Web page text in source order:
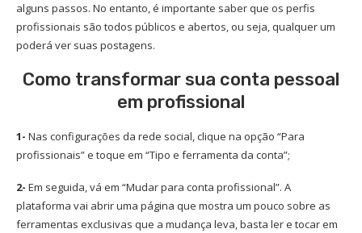
alguns passos. No entanto, é importante saber que os perfis
profissionais são todos públicos e abertos, ou seja, qualquer um
poderá ver suas postagens.
Como transformar sua conta pessoal
em profissional
1- Nas configurações da rede social, clique na opção “Para
profissionais” e toque em “Tipo e ferramenta da conta”;
2- Em seguida, vá em “Mudar para conta profissional”. A
plataforma vai abrir uma página que mostra um pouco sobre as
ferramentas exclusivas que a mudança leva, basta ler e tocar em